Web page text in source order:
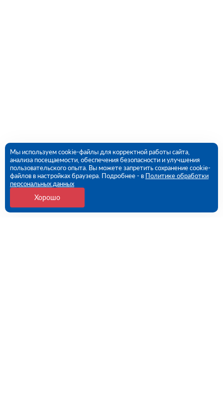
Мы используем cookie-файлы для корректной работы сайта,
анализа посещаемости, обеспечения безопасности и улучшения
пользовательского опыта. Вы можете запретить сохранение cookie-
файлов в настройках браузера. Подробнее - в Политике обработки
персональных данных
Хорошо